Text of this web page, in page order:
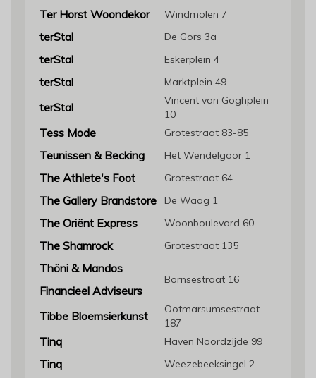
Ter Horst Woondekor Windmolen 7
terStal De Gors 3a
terStal Eskerplein 4
terStal Marktplein 49
terStal
Vincent van Goghplein
10
Tess Mode Grotestraat 83-85
Teunissen & Becking Het Wendelgoor 1
The Athlete's Foot Grotestraat 64
The Gallery Brandstore De Waag 1
The Oriënt Express Woonboulevard 60
The Shamrock Grotestraat 135
Thöni & Mandos
Financieel Adviseurs
Bornsestraat 16
Tibbe Bloemsierkunst
Ootmarsumsestraat
187
Tinq Haven Noordzijde 99
Tinq Weezebeeksingel 2